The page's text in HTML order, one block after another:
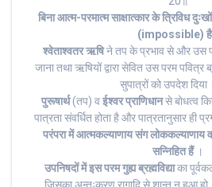
बिना आत्म-परमात्म साक्षात्कार के त्रिविध
(impossible)
श्वेताश्वतर ऋषिने तप के प्रभाव से और उस
जाना तथा ऋषियों द्वारा सेवित उस परम
सुपात्रों को उपदेश
पुरूषार्थ(तप) वईश्वर प्राणिधानसे बोधत्व
पात्रता संवर्धित होता है और पात्रतानुसार ही
परंपरा में आत्मकल्याणाय संग लोककल्याणाय
सन्निहित हैं।
उपनिषदों में इस परम गुह्य ब्रह्मविद्याका
जिसका अन्तःकरण रागादि से शान्त न हुआ